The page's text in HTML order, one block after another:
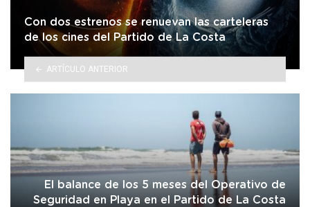
Con dos estrenos se renuevan las carteleras
de los cines del Partido de La Costa
ARTÍCULO ANTERIOR
El balance de los 5 meses del Operativo de
Seguridad en Playa en el Partido de La Costa